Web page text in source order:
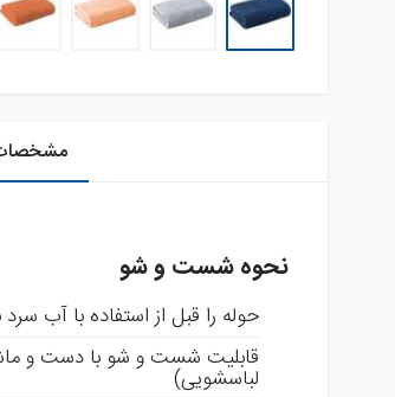
نحوه شست و شو
حوله را قبل از استفاده با آب
قابلیت شست و شو با دست و
لباسشویی)